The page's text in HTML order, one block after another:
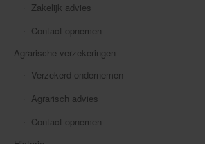
Zakelijk advies
Contact opnemen
Agrarische verzekeringen
Verzekerd ondernemen
Agrarisch advies
Contact opnemen